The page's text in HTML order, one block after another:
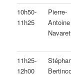
10h50-
11h25
Pierre-
Antoine
11h25-
12h00